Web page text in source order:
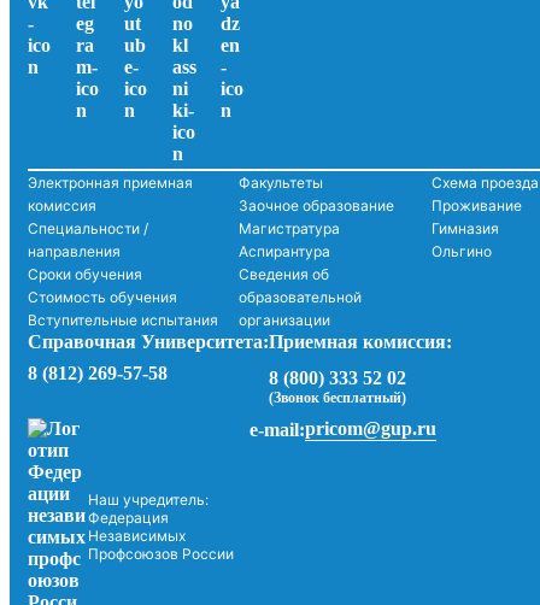
Электронная приемная
комиссия
Специальности /
направления
Сроки обучения
Стоимость обучения
Вступительные испытания
Факультеты
Заочное образование
Магистратура
Аспирантура
Сведения об
образовательной
организации
Схема проезда
Проживание
Гимназия
Ольгино
Справочная Университета:
8 (812) 269-57-58
Приемная комиссия:
8 (800) 333 52 02
(Звонок бесплатный)
Наш учредитель:
Федерация
Независимых
Профсоюзов России
e-mail:pricom@gup.ru